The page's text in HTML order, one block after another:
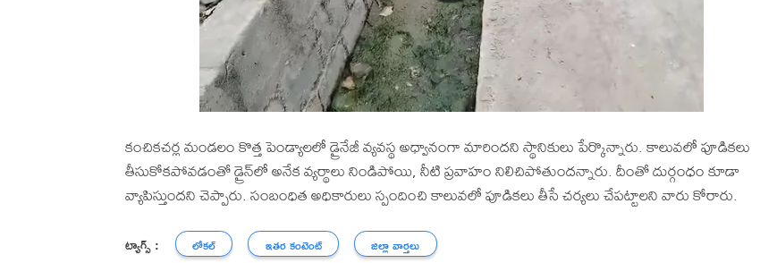
కంచికచర్ల మండలం కొత్త పెండ్యాలలో డ్రైనేజీ వ్యవస్థ అధ్వానంగా మారిందని స్థానికులు పేర్కొన్నారు. కాలువలో పూడికలు
తీసుకోకపోవడంతో డ్రైన్‌లో అనేక వ్యర్థాలు నిండిపోయి, నీటి ప్రవాహం నిలిచిపోతుందన్నారు. దీంతో దుర్గంధం కూడా
వ్యాపిస్తుందని చెప్పారు. సంబంధిత అధికారులు స్పందించి కాలువలో పూడికలు తీసే చర్యలు చేపట్టాలని వారు కోరారు.
ట్యాగ్స్ : లోకల్ ఇతర కంటెంట్ జిల్లా వార్తలు